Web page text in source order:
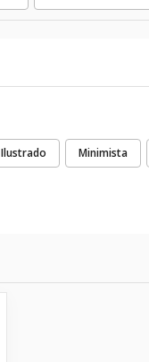
Ilustrado Minimista